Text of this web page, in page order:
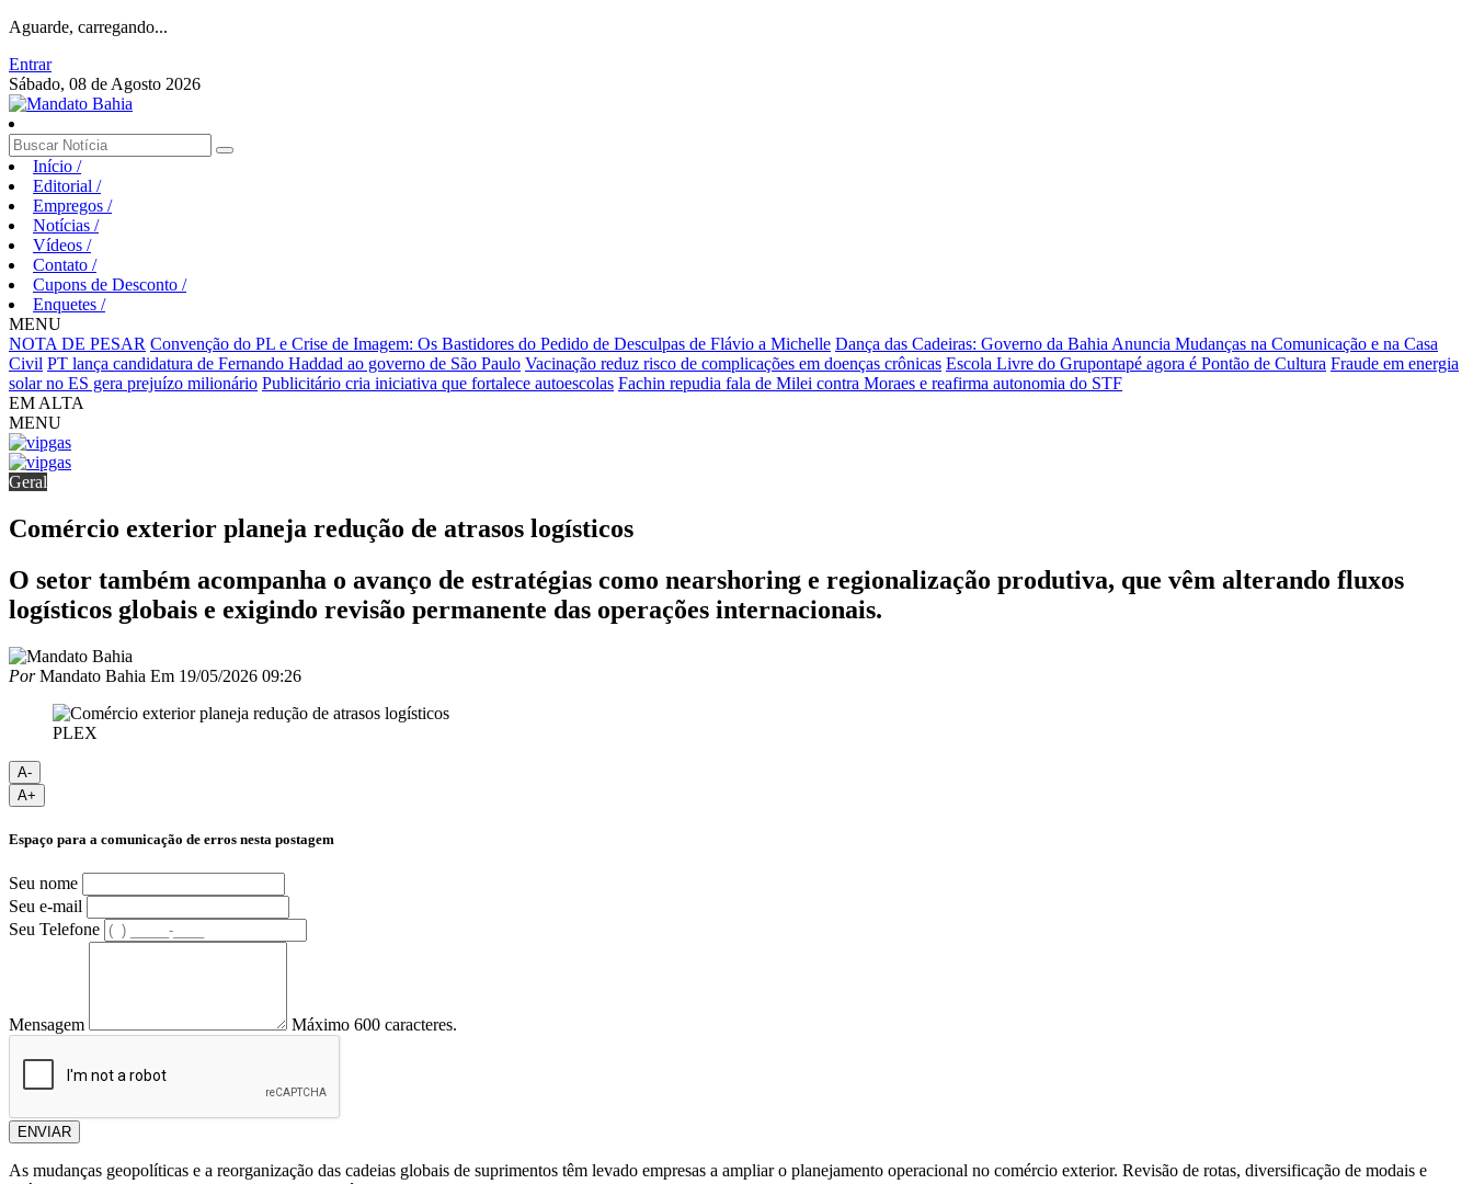
Aguarde, carregando...
Entrar
Sábado, 08 de Agosto 2026
Início /
Editorial /
Empregos /
Notícias /
Vídeos /
Contato /
Cupons de Desconto /
Enquetes /
MENU
NOTA DE PESAR Convenção do PL e Crise de Imagem: Os Bastidores do Pedido de Desculpas de Flávio a Michelle Dança das Cadeiras: Governo da Bahia Anuncia Mudanças na Comunicação e na Casa
Civil PT lança candidatura de Fernando Haddad ao governo de São Paulo Vacinação reduz risco de complicações em doenças crônicas Escola Livre do Grupontapé agora é Pontão de Cultura Fraude em energia
solar no ES gera prejuízo milionário Publicitário cria iniciativa que fortalece autoescolas Fachin repudia fala de Milei contra Moraes e reafirma autonomia do STF
EM ALTA
MENU
Geral
Comércio exterior planeja redução de atrasos logísticos
O setor também acompanha o avanço de estratégias como nearshoring e regionalização produtiva, que vêm alterando fluxos
logísticos globais e exigindo revisão permanente das operações internacionais.
PorMandato Bahia Em 19/05/2026 09:26
PLEX
A-
A+
Espaço para a comunicação de erros nesta postagem
Seu nome
Seu e-mail
Seu Telefone
Mensagem Máximo 600 caracteres.
ENVIAR
As mudanças geopolíticas e a reorganização das cadeias globais de suprimentos têm levado empresas a ampliar o planejamento operacional no comércio exterior. Revisão de rotas, diversificação de modais e